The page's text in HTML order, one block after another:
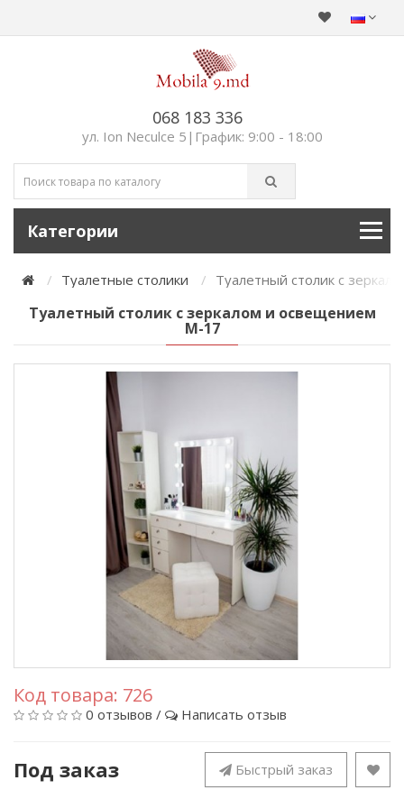
068 183 336
ул. Ion Neculce 5|График: 9:00 - 18:00
Категории
Туалетные столики Туалетный столик с
Туалетный столик с зеркалом и освещением
М-17
Код товара: 726
0 отзывов / Написать отзыв
Под заказ Быстрый заказ